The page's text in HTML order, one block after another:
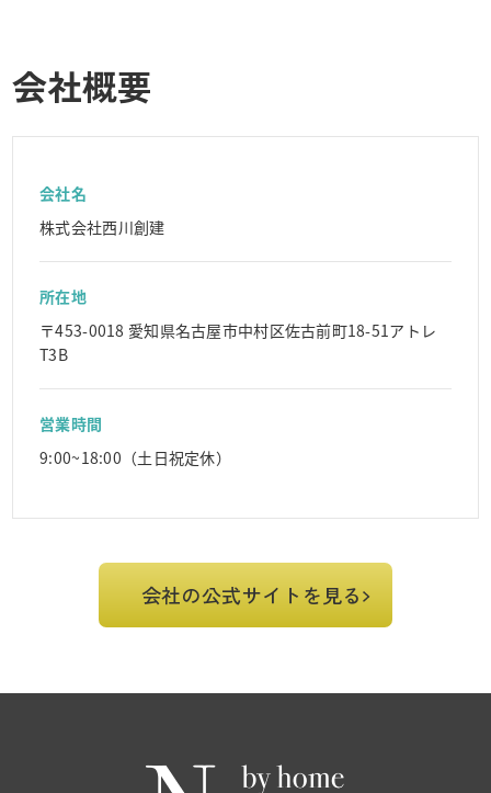
会社概要
会社名
株式会社西川創建
所在地
〒453-0018 愛知県名古屋市中村区佐古前町18-51アトレ
T3B
営業時間
9:00~18:00（土日祝定休）
会社の公式サイトを見る